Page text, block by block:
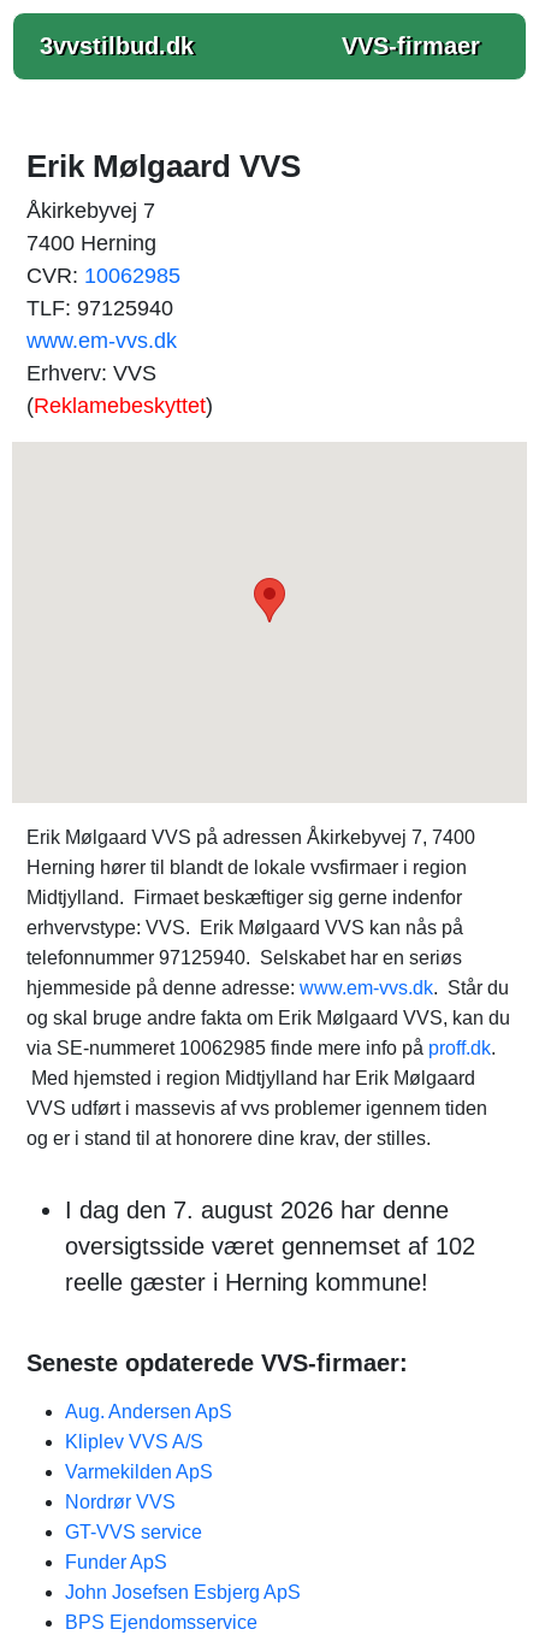
3vvstilbud.dk VVS-firmaer
Erik Mølgaard VVS
Åkirkebyvej 7
7400 Herning
CVR: 10062985
TLF: 97125940
www.em-vvs.dk
Erhverv: VVS
(Reklamebeskyttet)
Erik Mølgaard VVS på adressen Åkirkebyvej 7, 7400
Herning hører til blandt de lokale vvsfirmaer i region
Midtjylland. Firmaet beskæftiger sig gerne indenfor
erhvervstype: VVS. Erik Mølgaard VVS kan nås på
telefonnummer 97125940. Selskabet har en seriøs
hjemmeside på denne adresse: www.em-vvs.dk. Står du
og skal bruge andre fakta om Erik Mølgaard VVS, kan du
via SE-nummeret 10062985 finde mere info på proff.dk.
Med hjemsted i region Midtjylland har Erik Mølgaard
VVS udført i massevis af vvs problemer igennem tiden
og er i stand til at honorere dine krav, der stilles.
I dag den 7. august 2026 har denne
oversigtsside været gennemset af 102
reelle gæster i Herning kommune!
Seneste opdaterede VVS-firmaer:
Aug. Andersen ApS
Kliplev VVS A/S
Varmekilden ApS
Nordrør VVS
GT-VVS service
Funder ApS
John Josefsen Esbjerg ApS
BPS Ejendomsservice